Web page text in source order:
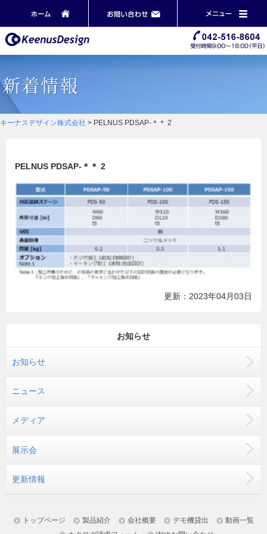
キーナスデザイン株式会社 > PELNUS PDSAP-＊＊ 2
PELNUS PDSAP-＊＊ 2
更新：2023年04月03日
お知らせ
お知らせ
ニュース
メディア
展示会
更新情報
トップページ 製品紹介 会社概要 デモ機貸出
動画一覧